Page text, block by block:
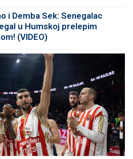
i Demba Sek: Senegalac
u Humskoj prelepim
(VIDEO)